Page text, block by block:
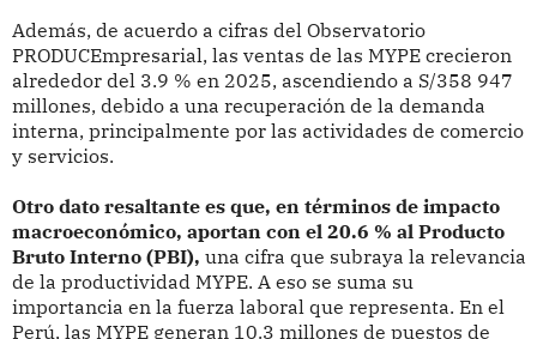
Además, de acuerdo a cifras del Observatorio
PRODUCEmpresarial, las ventas de las MYPE crecieron
alrededor del 3.9 % en 2025, ascendiendo a S/358 947
millones, debido a una recuperación de la demanda
interna, principalmente por las actividades de comercio
y servicios.
Otro dato resaltante es que, en términos de impacto
macroeconómico, aportan con el 20.6 % al Producto
Bruto Interno (PBI), una cifra que subraya la relevancia
de la productividad MYPE. A eso se suma su
importancia en la fuerza laboral que representa. En el
Perú, las MYPE generan 10.3 millones de puestos de